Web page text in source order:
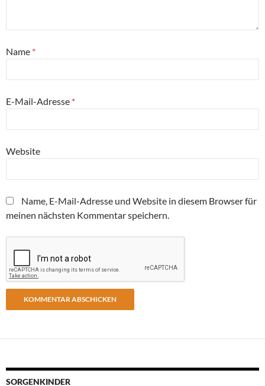
Name *
E-Mail-Adresse *
Website
Name, E-Mail-Adresse und Website in diesem Browser für
meinen nächsten Kommentar speichern.
SORGENKINDER